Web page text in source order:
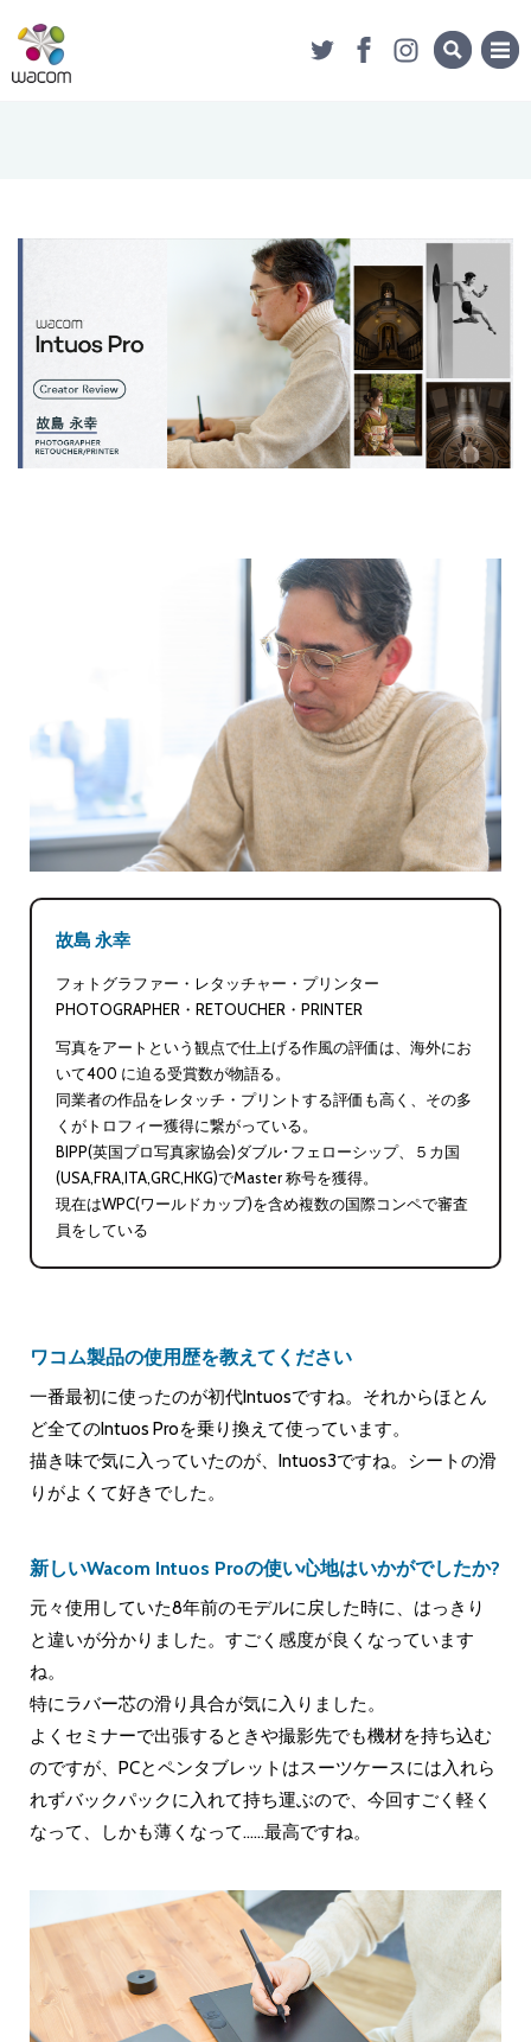
故島 永幸
フォトグラファー・レタッチャー・プリンター
PHOTOGRAPHER・RETOUCHER・PRINTER
写真をアートという観点で仕上げる作風の評価は、海外にお
いて400 に迫る受賞数が物語る。
同業者の作品をレタッチ・プリントする評価も高く、その多
くがトロフィー獲得に繋がっている。
BIPP(英国プロ写真家協会)ダブル･フェローシップ、５カ国
(USA,FRA,ITA,GRC,HKG)でMaster 称号を獲得。
現在はWPC(ワールドカップ)を含め複数の国際コンペで審査
員をしている
ワコム製品の使用歴を教えてください
一番最初に使ったのが初代Intuosですね。それからほとん
ど全てのIntuos Proを乗り換えて使っています。
描き味で気に入っていたのが、Intuos3ですね。シートの滑
りがよくて好きでした。
新しいWacom Intuos Proの使い心地はいかがでしたか?
元々使用していた8年前のモデルに戻した時に、はっきり
と違いが分かりました。すごく感度が良くなっています
ね。
特にラバー芯の滑り具合が気に入りました。
よくセミナーで出張するときや撮影先でも機材を持ち込む
のですが、PCとペンタブレットはスーツケースには入れら
れずバックパックに入れて持ち運ぶので、今回すごく軽く
なって、しかも薄くなって......最高ですね。